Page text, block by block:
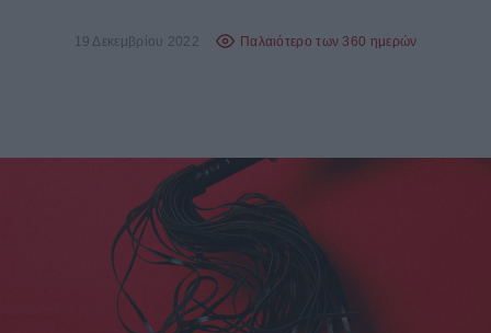
19 Δεκεμβρίου 2022 Παλαιότερο των 360 ημερών